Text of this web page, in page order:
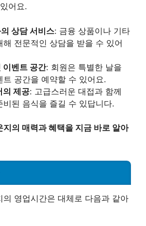
어요.
상담 서비스: 금융 상품이나 기타
해 전문적인 상담을 받을 수 있어
이벤트 공간: 회원은 특별한 날을
트 공간을 예약할 수 있어요.
의 제공: 고급스러운 대접과 함께
비된 음식을 즐길 수 있답니다.
지의 매력과 혜택을 지금 바로 알아
의 영업시간은 대체로 다음과 같아